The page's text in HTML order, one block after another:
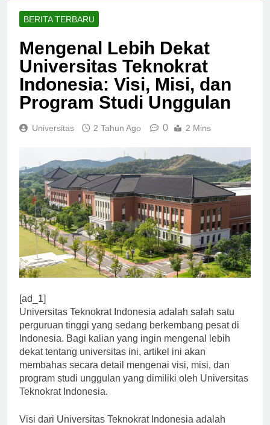
BERITA TERBARU
Mengenal Lebih Dekat
Universitas Teknokrat
Indonesia: Visi, Misi, dan
Program Studi Unggulan
Universitas 2 Tahun Ago 0 2 Mins
[ad_1]
Universitas Teknokrat Indonesia adalah salah satu
perguruan tinggi yang sedang berkembang pesat di
Indonesia. Bagi kalian yang ingin mengenal lebih
dekat tentang universitas ini, artikel ini akan
membahas secara detail mengenai visi, misi, dan
program studi unggulan yang dimiliki oleh Universitas
Teknokrat Indonesia.
Visi dari Universitas Teknokrat Indonesia adalah